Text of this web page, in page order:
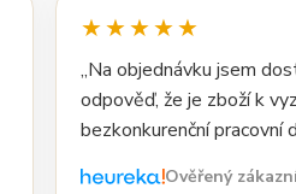
★★★★★
„Na objednávku jsem
odpověď, že je zboží k
bezkonkurenční pracovní
Ověřený